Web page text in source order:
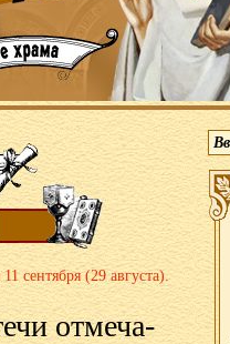
сен­тяб­ря (29 ав­гу­ста).
от­ме­ча­